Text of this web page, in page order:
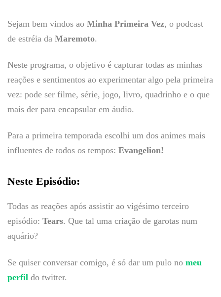
Sejam bem vindos ao Minha Primeira Vez, o podcast
de estréia da Maremoto.
Neste programa, o objetivo é capturar todas as minhas
reações e sentimentos ao experimentar algo pela primeira
vez: pode ser filme, série, jogo, livro, quadrinho e o que
mais der para encapsular em áudio.
Para a primeira temporada escolhi um dos animes mais
influentes de todos os tempos: Evangelion!
Neste Episódio:
Todas as reações após assistir ao vigésimo terceiro
episódio: Tears. Que tal uma criação de garotas num
aquário?
Se quiser conversar comigo, é só dar um pulo no meu
perfil do twitter.